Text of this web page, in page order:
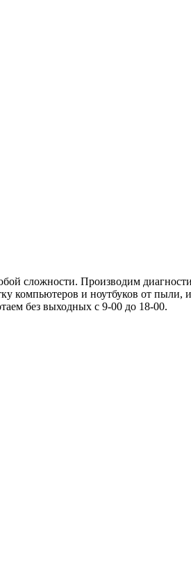
сложности. Производим
компьютеров и ноутбуков от
без выходных с 9-00 до 18-00.